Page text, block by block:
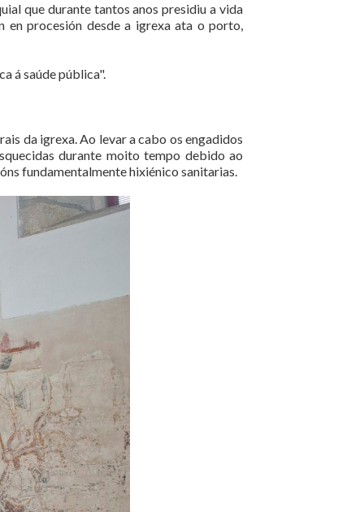
que durante tantos anos presidiu a vida
en procesión desde a igrexa ata o porto,
á saúde pública".
da igrexa. Ao levar a cabo os engadidos
durante moito tempo debido ao
fundamentalmente hixiénico sanitarias.